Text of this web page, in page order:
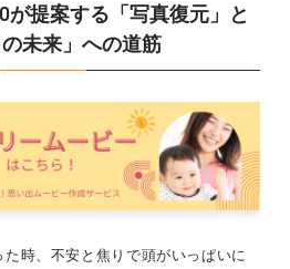
が提案する「写真復元」と
の未来」への道筋
時、不安と焦りで頭がいっぱいに